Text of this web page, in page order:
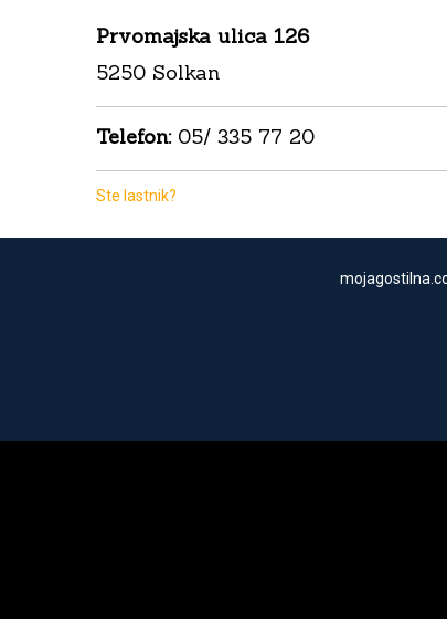
Prvomajska ulica 126
5250 Solkan
Telefon:05/ 335 77 20
Ste lastnik?